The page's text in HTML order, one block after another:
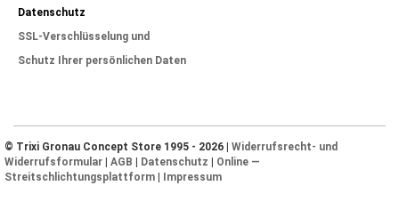
Datenschutz
SSL-Verschlüsselung und
Schutz Ihrer persönlichen Daten
© Trixi Gronau Concept Store 1995 - 2026 | Widerrufsrecht- und
Widerrufsformular | AGB | Datenschutz | Online —
Streitschlichtungsplattform | Impressum